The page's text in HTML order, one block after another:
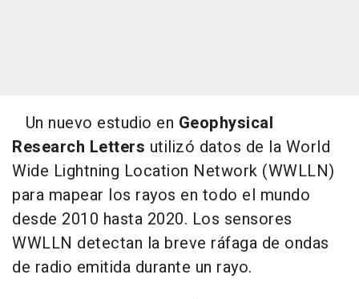
Un nuevo estudio en Geophysical
Research Letters utilizó datos de la World
Wide Lightning Location Network (WWLLN)
para mapear los rayos en todo el mundo
desde 2010 hasta 2020. Los sensores
WWLLN detectan la breve ráfaga de ondas
de radio emitida durante un rayo.